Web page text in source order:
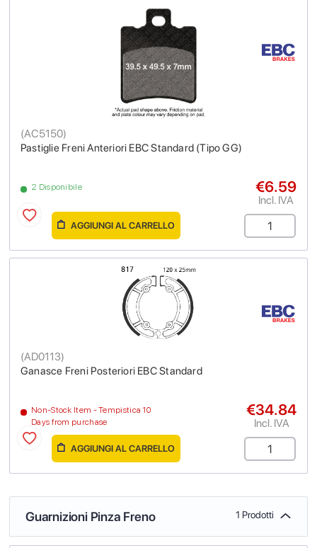
Pastiglie Freni Anteriori EBC Standard (Tipo GG)
(AC5150)
2 Disponibile €6.59
Incl. IVA
AGGIUNGI AL CARRELLO
Ganasce Freni Posteriori EBC Standard
(AD0113)
Non-Stock Item - Tempistica 10
Days from purchase
€34.84
Incl. IVA
AGGIUNGI AL CARRELLO
Guarnizioni Pinza Freno 1 Prodotti